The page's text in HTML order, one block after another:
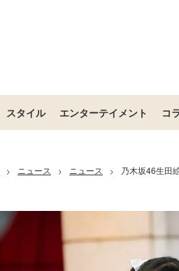
スタイル エンターテイメント コ
> ニュース > ニュース >
乃木坂46生田